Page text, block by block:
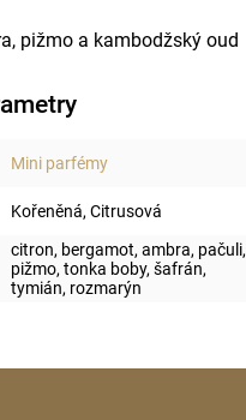
pižmo a kambodžský oud
Mini parfémy
Kořeněná, Citrusová
citron, bergamot, ambra, pačuli,
pižmo, tonka boby, šafrán,
tymián, rozmarýn